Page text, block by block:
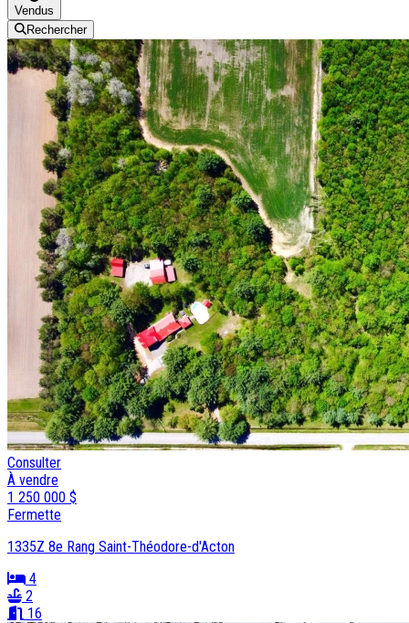
Vendus
Rechercher
Consulter
À vendre
1 250 000 $
Fermette
1335Z 8e Rang Saint-Théodore-d'Acton
4
2
16